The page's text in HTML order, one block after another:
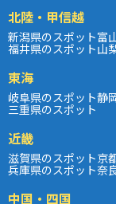
北陸・甲信越
新潟県のスポット富
福井県のスポット山
東海
岐阜県のスポット静
三重県のスポット
近畿
滋賀県のスポット京
兵庫県のスポット奈
中国・四国